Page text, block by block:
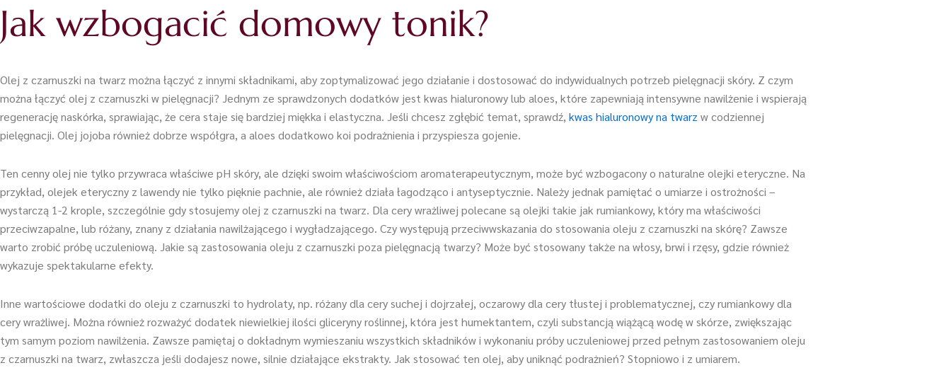
Jak wzbogacić domowy tonik?
Olej z czarnuszki na twarz można łączyć z innymi składnikami, aby zoptymalizować jego działanie i dostosować do indywidualnych potrzeb pielęgnacji skóry. Z czym
można łączyć olej z czarnuszki w pielęgnacji? Jednym ze sprawdzonych dodatków jest kwas hialuronowy lub aloes, które zapewniają intensywne nawilżenie i wspierają
regenerację naskórka, sprawiając, że cera staje się bardziej miękka i elastyczna. Jeśli chcesz zgłębić temat, sprawdź, kwas hialuronowy na twarz w codziennej
pielęgnacji. Olej jojoba również dobrze współgra, a aloes dodatkowo koi podrażnienia i przyspiesza gojenie.
Ten cenny olej nie tylko przywraca właściwe pH skóry, ale dzięki swoim właściwościom aromaterapeutycznym, może być wzbogacony o naturalne olejki eteryczne. Na
przykład, olejek eteryczny z lawendy nie tylko pięknie pachnie, ale również działa łagodząco i antyseptycznie. Należy jednak pamiętać o umiarze i ostrożności –
wystarczą 1-2 krople, szczególnie gdy stosujemy olej z czarnuszki na twarz. Dla cery wrażliwej polecane są olejki takie jak rumiankowy, który ma właściwości
przeciwzapalne, lub różany, znany z działania nawilżającego i wygładzającego. Czy występują przeciwwskazania do stosowania oleju z czarnuszki na skórę? Zawsze
warto zrobić próbę uczuleniową. Jakie są zastosowania oleju z czarnuszki poza pielęgnacją twarzy? Może być stosowany także na włosy, brwi i rzęsy, gdzie również
wykazuje spektakularne efekty.
Inne wartościowe dodatki do oleju z czarnuszki to hydrolaty, np. różany dla cery suchej i dojrzałej, oczarowy dla cery tłustej i problematycznej, czy rumiankowy dla
cery wrażliwej. Można również rozważyć dodatek niewielkiej ilości gliceryny roślinnej, która jest humektantem, czyli substancją wiążącą wodę w skórze, zwiększając
tym samym poziom nawilżenia. Zawsze pamiętaj o dokładnym wymieszaniu wszystkich składników i wykonaniu próby uczuleniowej przed pełnym zastosowaniem oleju
z czarnuszki na twarz, zwłaszcza jeśli dodajesz nowe, silnie działające ekstrakty. Jak stosować ten olej, aby uniknąć podrażnień? Stopniowo i z umiarem.